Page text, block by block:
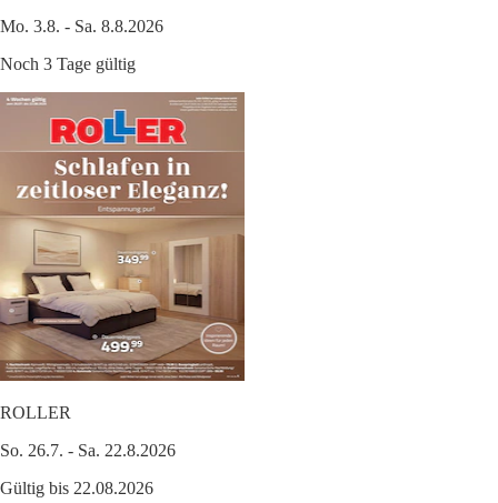
Mo. 3.8. - Sa. 8.8.2026
Noch 3 Tage gültig
ROLLER
So. 26.7. - Sa. 22.8.2026
Gültig bis 22.08.2026